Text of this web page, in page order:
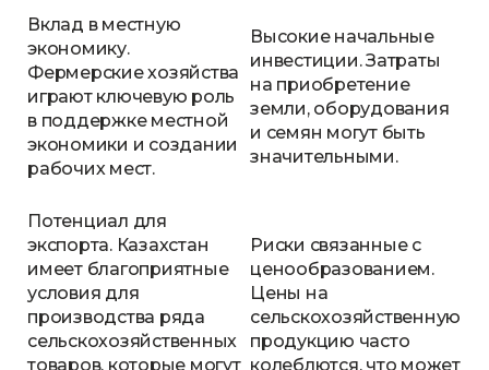
Вклад в местную
экономику.
Фермерские хозяйства
играют ключевую роль
в поддержке местной
экономики и создании
рабочих мест.
Высокие начальные
инвестиции. Затраты
на приобретение
земли, оборудования
и семян могут быть
значительными.
Потенциал для
экспорта. Казахстан
имеет благоприятные
условия для
производства ряда
сельскохозяйственных
товаров, которые могут
Риски связанные с
ценообразованием.
Цены на
сельскохозяйственную
продукцию часто
колеблются, что может